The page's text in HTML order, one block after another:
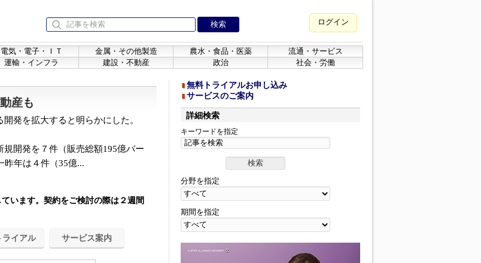
ログイン
電気・電子・ＩＴ 金属・その他製造 農水・食品・医薬
流通・サービス
運輸・インフラ 建設・不動産 政治 社会・労働
産も
発を拡大すると明らかにした。
開発を７件（販売総額195億バー
昨年は４件（35億...
います。契約をご検討の際は２週間
ライアル サービス案内
無料トライアルお申し込み
サービスのご案内
詳細検索
キーワードを指定
分野を指定
期間を指定